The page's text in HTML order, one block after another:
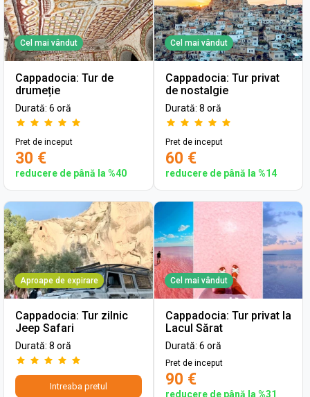
Cel mai vândut
Cappadocia: Tur de
drumeție
Durată: 6 oră
Pret de inceput
30 €
reducere de până la %40
Cel mai vândut
Cappadocia: Tur privat
de nostalgie
Durată: 8 oră
Pret de inceput
60 €
reducere de până la %14
Aproape de expirare
Cappadocia: Tur zilnic
Jeep Safari
Durată: 8 oră
Intreaba pretul
Cel mai vândut
Cappadocia: Tur privat la
Lacul Sărat
Durată: 6 oră
Pret de inceput
90 €
reducere de până la %31